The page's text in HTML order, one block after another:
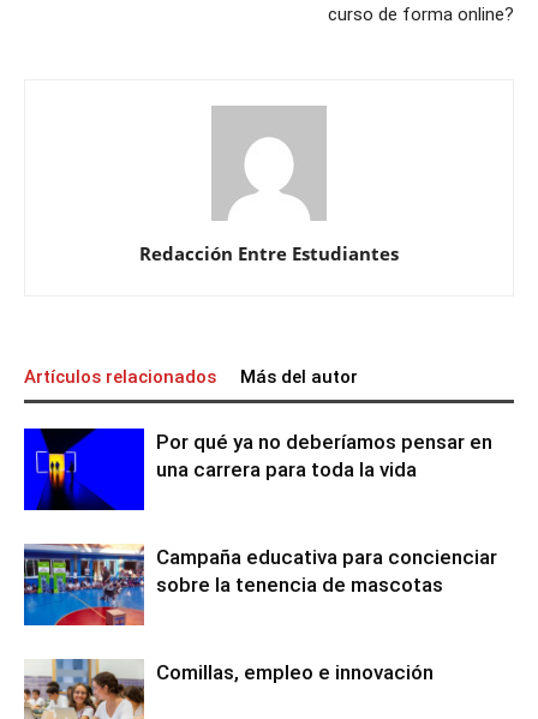
curso de forma online?
Redacción Entre Estudiantes
Artículos relacionados Más del autor
Por qué ya no deberíamos pensar en
una carrera para toda la vida
Campaña educativa para concienciar
sobre la tenencia de mascotas
Comillas, empleo e innovación